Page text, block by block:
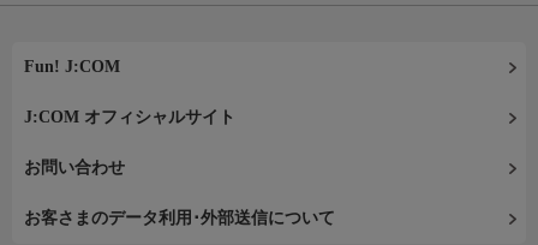
Fun! J:COM
J:COM オフィシャルサイト
お問い合わせ
お客さまのデータ利用･外部送信について